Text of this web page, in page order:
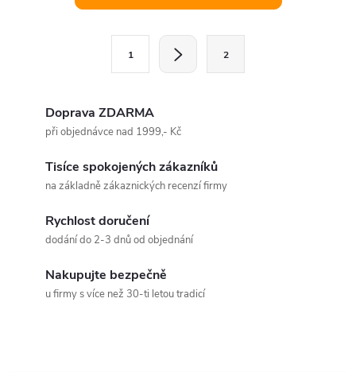
1 2
Doprava ZDARMA
při objednávce nad 1999,- Kč
Tisíce spokojených zákazníků
na základně zákaznických recenzí firmy
Rychlost doručení
dodání do 2-3 dnů od objednání
Nakupujte bezpečně
u firmy s více než 30-ti letou tradicí